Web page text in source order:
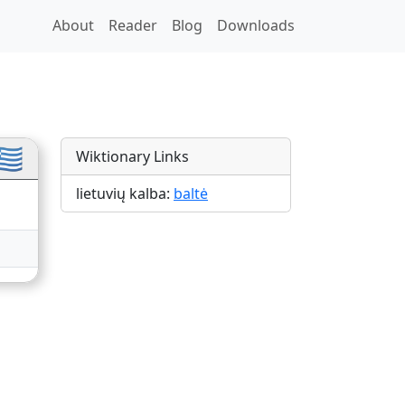
About Reader Blog Downloads
Wiktionary Links
lietuvių kalba: baltė